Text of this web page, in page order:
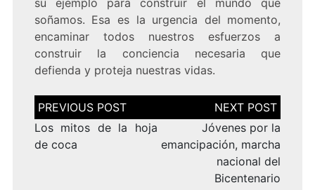
su ejemplo para construir el mundo que
soñamos. Esa es la urgencia del momento,
encaminar todos nuestros esfuerzos a
construir la conciencia necesaria que
defienda y proteja nuestras vidas.
Navegación
de
entradas
Los mitos de la hoja
de coca
Jóvenes por la
emancipación, marcha
nacional del
Bicentenario